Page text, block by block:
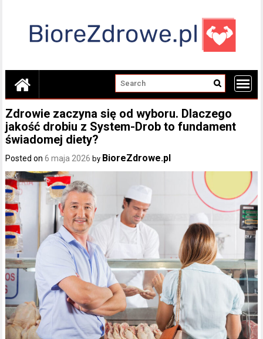
Zdrowie zaczyna się od wyboru. Dlaczego
jakość drobiu z System-Drob to fundament
świadomej diety?
Posted on6 maja 2026 by BioreZdrowe.pl